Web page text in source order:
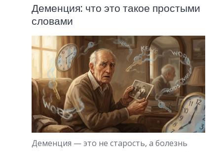
Деменция: что это такое простыми
словами
Деменция — это не старость, а болезнь